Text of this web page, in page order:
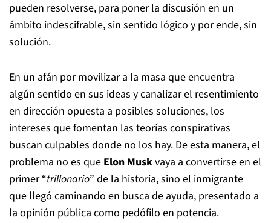
pueden resolverse, para poner la discusión en un
ámbito indescifrable, sin sentido lógico y por ende, sin
solución.
En un afán por movilizar a la masa que encuentra
algún sentido en sus ideas y canalizar el resentimiento
en dirección opuesta a posibles soluciones, los
intereses que fomentan las teorías conspirativas
buscan culpables donde no los hay. De esta manera, el
problema no es que Elon Muskvaya a convertirse en el
primer “trillonario” de la historia, sino el inmigrante
que llegó caminando en busca de ayuda, presentado a
la opinión pública como pedófilo en potencia.